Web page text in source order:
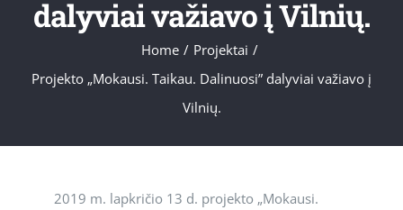
dalyviai važiavo į Vilnių.
Home / Projektai /
Projekto „Mokausi. Taikau. Dalinuosi” dalyviai važiavo į
Vilnių.
2019 m. lapkričio 13 d. projekto „Mokausi.